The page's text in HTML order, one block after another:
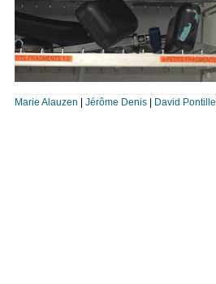
Marie Alauzen Jérôme Denis| David Pontille